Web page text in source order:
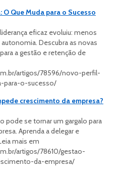
Que Muda para o Sucesso
eficaz evoluiu: menos
Descubra as novas
a gestão e retenção de
artigos/78596/novo-perfil-
para-o-sucesso/
crescimento da empresa?
pode se tornar um gargalo para
Aprenda a delegar e
mais em
artigos/78610/gestao-
da-empresa/